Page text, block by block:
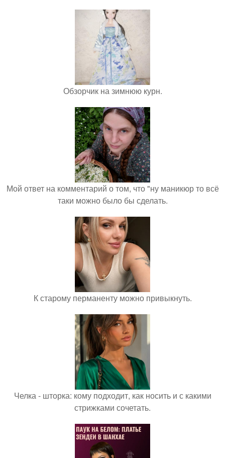
Обзорчик на зимнюю курн.
Мой ответ на комментарий о том, что "ну маникюр то всё
таки можно было бы сделать.
К старому перманенту можно привыкнуть.
Челка - шторка: кому подходит, как носить и с какими
стрижками сочетать.